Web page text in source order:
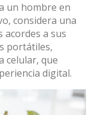
un hombre en
considera una
a sus
portátiles,
celular, que
digital.